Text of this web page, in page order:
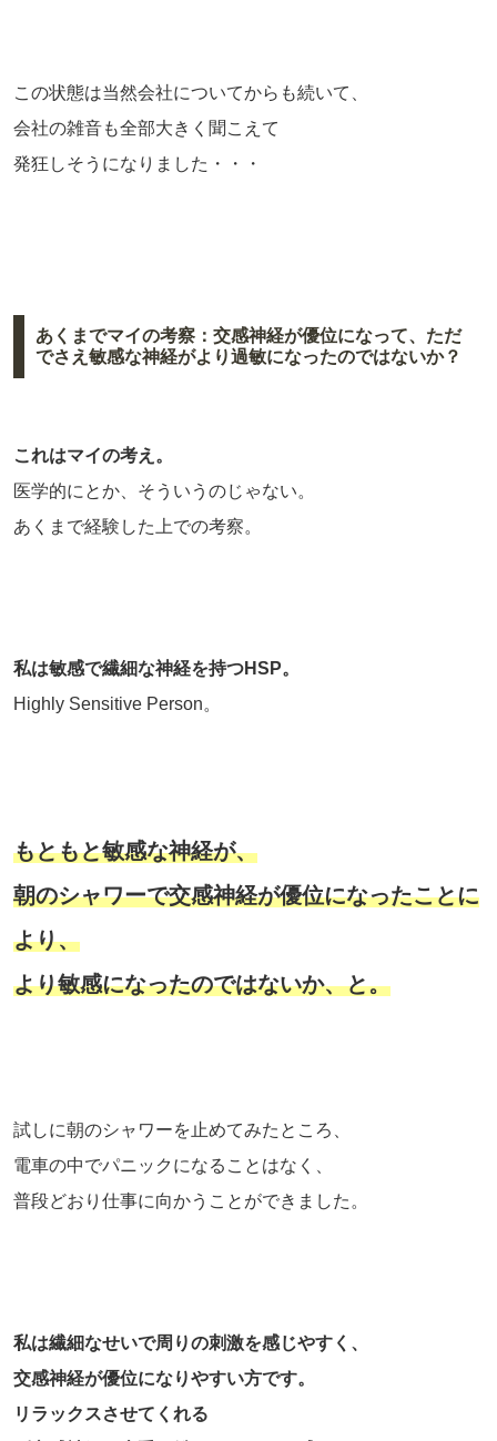
この状態は当然会社についてからも続いて、
会社の雑音も全部大きく聞こえて
発狂しそうになりました・・・
あくまでマイの考察：交感神経が優位になって、ただ
でさえ敏感な神経がより過敏になったのではないか？
これはマイの考え。
医学的にとか、そういうのじゃない。
あくまで経験した上での考察。
私は敏感で繊細な神経を持つHSP。
Highly Sensitive Person。
もともと敏感な神経が、
朝のシャワーで交感神経が優位になったことに
より、
より敏感になったのではないか、と。
試しに朝のシャワーを止めてみたところ、
電車の中でパニックになることはなく、
普段どおり仕事に向かうことができました。
私は繊細なせいで周りの刺激を感じやすく、
交感神経が優位になりやすい方です。
リラックスさせてくれる